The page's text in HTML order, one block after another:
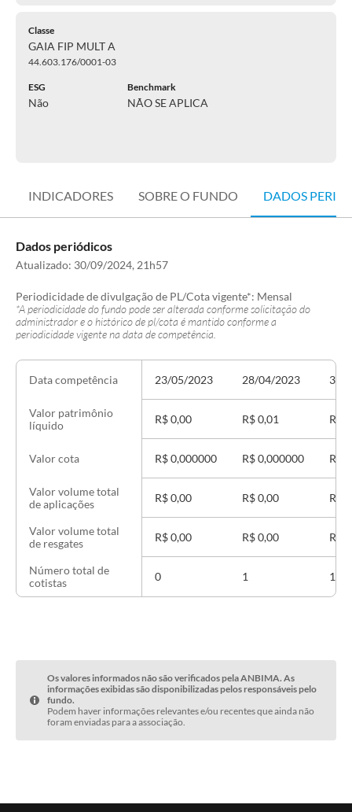
Classe
GAIA FIP MULT A
44.603.176/0001-03
ESG
Não
Benchmark
NÃO SE APLICA
INDICADORES SOBRE O FUNDO DADOS
Dados periódicos
Atualizado: 30/09/2024, 21h57
Periodicidade de divulgação de PL/Cota vigente*: Mensal
*A periodicidade do fundo pode ser alterada conforme solicitação do
administrador e o histórico de pl/cota é mantido conforme a
periodicidade vigente na data de competência.
Data competência
Valor patrimônio
líquido
Valor cota
Valor volume total
de aplicações
Valor volume total
de resgates
Número total de
cotistas
23/05/2023
R$ 0,00
R$ 0,000000
R$ 0,00
R$ 0,00
0
28/04/2023
R$ 0,01
R$ 0,000000
R$ 0,00
R$ 0,00
1
31/
R$
R$
R$
R$
1
Os valores informados não são verificados pela ANBIMA. As
informações exibidas são disponibilizadas pelos responsáveis pelo
fundo.
Podem haver informações relevantes e/ou recentes que ainda não
foram enviadas para a associação.